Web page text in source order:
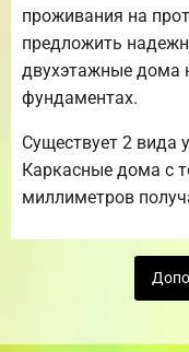
проживания на
предложить
двухэтажные дома
фундаментах.
Существует 2 вида
Каркасные дома с
миллиметров